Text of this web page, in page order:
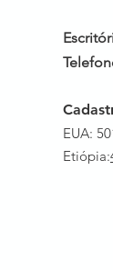
EUA:
Etiópia: